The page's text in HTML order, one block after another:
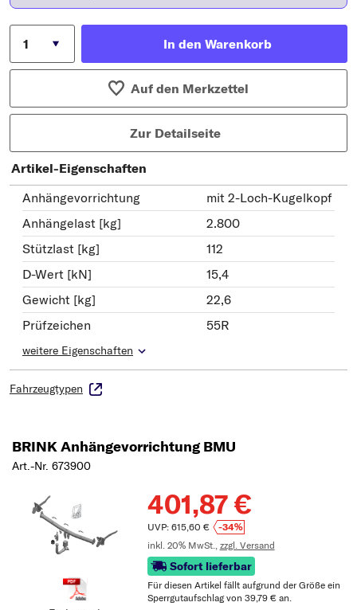
In den Warenkorb
Auf den Merkzettel
Zur Detailseite
Artikel-Eigenschaften
Anhängevorrichtung
mit 2-Loch-Kugelkopf
Anhängelast [kg]
2.800
Stützlast [kg]
112
D-Wert [kN]
15,4
Gewicht [kg]
22,6
Prüfzeichen
55R
weitere Eigenschaften
Fahrzeugtypen
BRINK Anhängevorrichtung BMU
Art.-Nr. 673900
401,87 €
UVP: 615,60 €
-34%
inkl. 20% MwSt., zzgl. Versand
Sofort lieferbar
Für diesen Artikel fällt aufgrund der Größe ein
Sperrgutaufschlag von 39,79 € an.